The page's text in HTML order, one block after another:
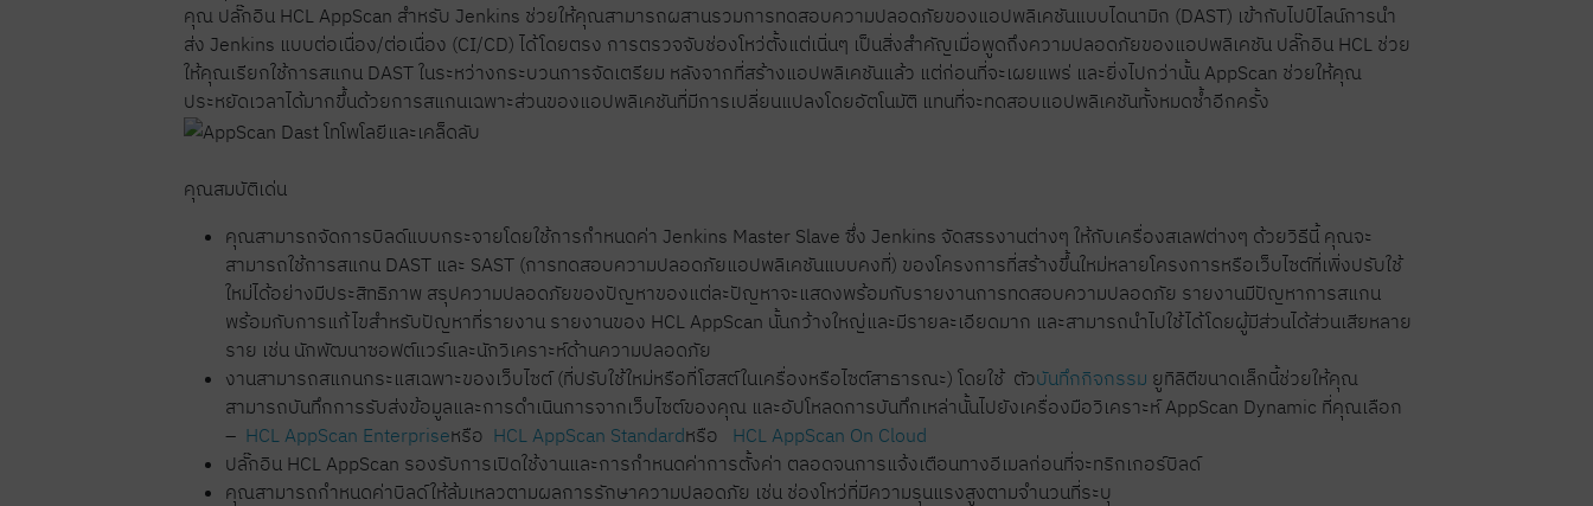
คุณ ปลั๊กอิน HCL AppScan สำหรับ Jenkins ช่วยให้คุณสามารถผสานรวมการทดสอบความปลอดภัยของแอปพลิเคชันแบบไดนามิก (DAST) เข้ากับไปป์ไลน์การนำ
ส่ง Jenkins แบบต่อเนื่อง/ต่อเนื่อง (CI/CD) ได้โดยตรง การตรวจจับช่องโหว่ตั้งแต่เนิ่นๆ เป็นสิ่งสำคัญเมื่อพูดถึงความปลอดภัยของแอปพลิเคชัน ปลั๊กอิน HCL ช่วย
ให้คุณเรียกใช้การสแกน DAST ในระหว่างกระบวนการจัดเตรียม หลังจากที่สร้างแอปพลิเคชันแล้ว แต่ก่อนที่จะเผยแพร่ และยิ่งไปกว่านั้น AppScan ช่วยให้คุณ
ประหยัดเวลาได้มากขึ้นด้วยการสแกนเฉพาะส่วนของแอปพลิเคชันที่มีการเปลี่ยนแปลงโดยอัตโนมัติ แทนที่จะทดสอบแอปพลิเคชันทั้งหมดซ้ำอีกครั้ง
คุณสมบัติเด่น
คุณสามารถจัดการบิลด์แบบกระจายโดยใช้การกำหนดค่า Jenkins Master Slave ซึ่ง Jenkins จัดสรรงานต่างๆ ให้กับเครื่องสเลฟต่างๆ ด้วยวิธีนี้ คุณจะ
สามารถใช้การสแกน DAST และ SAST (การทดสอบความปลอดภัยแอปพลิเคชันแบบคงที่) ของโครงการที่สร้างขึ้นใหม่หลายโครงการหรือเว็บไซต์ที่เพิ่งปรับใช้
ใหม่ได้อย่างมีประสิทธิภาพ สรุปความปลอดภัยของปัญหาของแต่ละปัญหาจะแสดงพร้อมกับรายงานการทดสอบความปลอดภัย รายงานมีปัญหาการสแกน
พร้อมกับการแก้ไขสำหรับปัญหาที่รายงาน รายงานของ HCL AppScan นั้นกว้างใหญ่และมีรายละเอียดมาก และสามารถนำไปใช้ได้โดยผู้มีส่วนได้ส่วนเสียหลาย
ราย เช่น นักพัฒนาซอฟต์แวร์และนักวิเคราะห์ด้านความปลอดภัย
งานสามารถสแกนกระแสเฉพาะของเว็บไซต์ (ที่ปรับใช้ใหม่หรือที่โฮสต์ในเครื่องหรือไซต์สาธารณะ) โดยใช้ ตัวบันทึกกิจกรรม ยูทิลิตีขนาดเล็กนี้ช่วยให้คุณ
สามารถบันทึกการรับส่งข้อมูลและการดำเนินการจากเว็บไซต์ของคุณ และอัปโหลดการบันทึกเหล่านั้นไปยังเครื่องมือวิเคราะห์ AppScan Dynamic ที่คุณเลือก
– HCL AppScan Enterpriseหรือ HCL AppScan Standardหรือ HCL AppScan On Cloud
ปลั๊กอิน HCL AppScan รองรับการเปิดใช้งานและการกำหนดค่าการตั้งค่า ตลอดจนการแจ้งเตือนทางอีเมลก่อนที่จะทริกเกอร์บิลด์
คุณสามารถกำหนดค่าบิลด์ให้ล้มเหลวตามผลการรักษาความปลอดภัย เช่น ช่องโหว่ที่มีความรุนแรงสูงตามจำนวนที่ระบุ